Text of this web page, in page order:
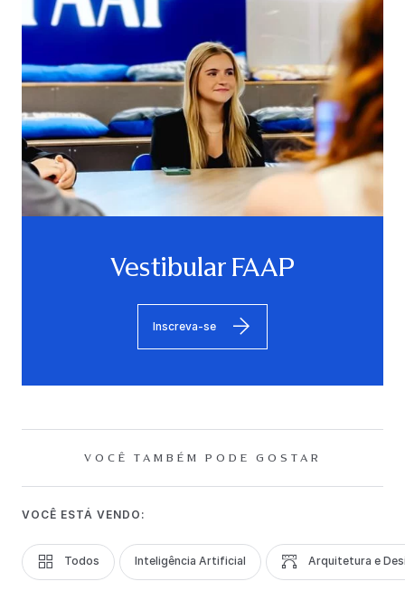
Vestibular FAAP
Inscreva-se
VOCÊ TAMBÉM PODE GOSTAR
VOCÊ ESTÁ VENDO:
Todos Inteligência Artificial Arquitetura e